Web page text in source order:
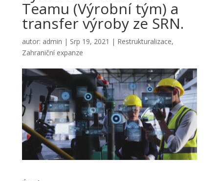
Teamu (Výrobní tým) a
transfer výroby ze SRN.
autor: admin | Srp 19, 2021 | Restrukturalizace,
Zahraniční expanze